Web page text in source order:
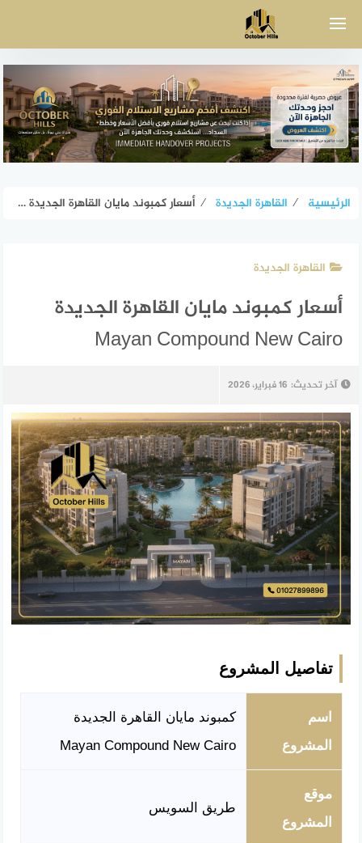
الرئيسية ⁄ القاهرة الجديدة ⁄ أسعار كمبوند مايان القاهرة الجديدة Mayan Compound New Cairo
القاهرة الجديدة
أسعار كمبوند مايان القاهرة الجديدة
Mayan Compound New Cairo
آخر تحديث: 16 فبراير، 2026
تفاصيل المشروع
اسم
المشروع
كمبوند مايان القاهرة الجديدة
Mayan Compound New Cairo
موقع
المشروع
طريق السويس